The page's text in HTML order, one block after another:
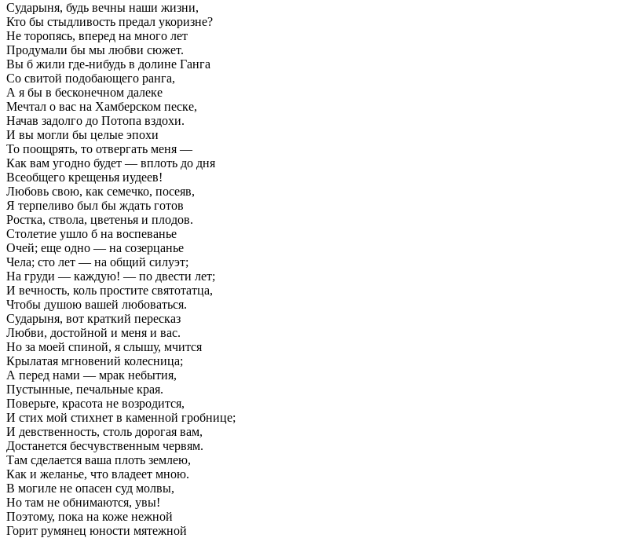
Сударыня, будь вечны наши жизни,
Кто бы стыдливость предал укоризне?
Не торопясь, вперед на много лет
Продумали бы мы любви сюжет.
Вы б жили где-нибудь в долине Ганга
Со свитой подобающего ранга,
А я бы в бесконечном далеке
Мечтал о вас на Хамберском песке,
Начав задолго до Потопа вздохи.
И вы могли бы целые эпохи
То поощрять, то отвергать меня —
Как вам угодно будет — вплоть до дня
Всеобщего крещенья иудеев!
Любовь свою, как семечко, посеяв,
Я терпеливо был бы ждать готов
Ростка, ствола, цветенья и плодов.
Столетие ушло б на воспеванье
Очей; еще одно — на созерцанье
Чела; сто лет — на общий силуэт;
На груди — каждую! — по двести лет;
И вечность, коль простите святотатца,
Чтобы душою вашей любоваться.
Сударыня, вот краткий пересказ
Любви, достойной и меня и вас.
Но за моей спиной, я слышу, мчится
Крылатая мгновений колесница;
А перед нами — мрак небытия,
Пустынные, печальные края.
Поверьте, красота не возродится,
И стих мой стихнет в каменной гробнице;
И девственность, столь дорогая вам,
Достанется бесчувственным червям.
Там сделается ваша плоть землею,
Как и желанье, что владеет мною.
В могиле не опасен суд молвы,
Но там не обнимаются, увы!
Поэтому, пока на коже нежной
Горит румянец юности мятежной